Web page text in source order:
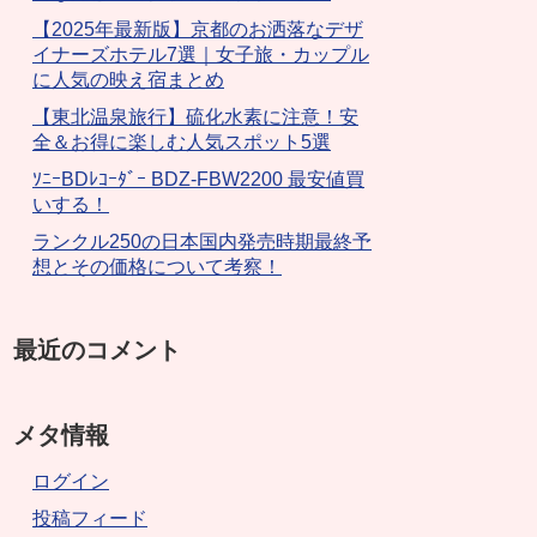
【2025年最新版】京都のお洒落なデザ
イナーズホテル7選｜女子旅・カップル
に人気の映え宿まとめ
【東北温泉旅行】硫化水素に注意！安
全＆お得に楽しむ人気スポット5選
ｿﾆｰBDﾚｺｰﾀﾞｰ BDZ-FBW2200 最安値買
いする！
ランクル250の日本国内発売時期最終予
想とその価格について考察！
最近のコメント
メタ情報
ログイン
投稿フィード